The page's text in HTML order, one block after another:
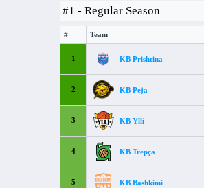
#1 - Regular Season
# Team
1 KB Prishtina
2 KB Peja
3 KB Ylli
4 KB Trepça
5 KB Bashkimi